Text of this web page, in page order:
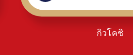
กิวโคชิ